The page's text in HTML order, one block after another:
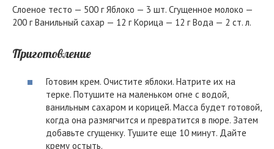
Слоеное тесто — 500 г Яблоко — 3 шт. Сгущенное молоко —
200 г Ванильный сахар — 12 г Корица — 12 г Вода — 2 ст. л.
Приготовление
Готовим крем. Очистите яблоки. Натрите их на
терке. Потушите на маленьком огне с водой,
ванильным сахаром и корицей. Масса будет готовой,
когда она размягчится и превратится в пюре. Затем
добавьте сгущенку. Тушите еще 10 минут. Дайте
крему остыть.